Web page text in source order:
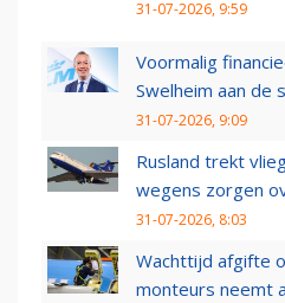
31-07-2026, 9:59
Voormalig
Swelheim aan de
31-07-2026, 9:09
Rusland trekt
wegens zorgen
31-07-2026, 8:03
Wachttijd afgifte
monteurs neemt